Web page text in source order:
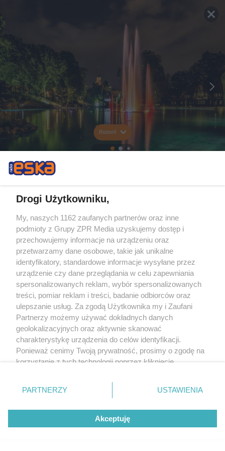
Rozwiń
Drogi Użytkowniku,
My, naszych 1162 zaufanych partnerów oraz inne
podmioty z Grupy ZPR Media uzyskujemy dostęp i
przechowujemy informacje na urządzeniu oraz
przetwarzamy dane osobowe, takie jak unikalne
identyfikatory, standardowe informacje wysyłane przez
urządzenie czy dane przeglądania w celu zapewniania
spersonalizowanych reklam, wybór spersonalizowanych
treści, pomiar reklam i treści, badanie odbiorców oraz
ulepszanie usług. Za zgodą Użytkownika my i Zaufani
Partnerzy możemy używać dokładnych danych
geolokalizacyjnych oraz aktywnie skanować
charakterystykę urządzenia do celów identyfikacji.
Ponieważ cenimy Twoją prywatność, prosimy o zgodę na
korzystanie z tych technologii poprzez kliknięcie
zmienić/wycofać klikając przycisk ustawień prywatności
znajdujący się w lewym dolnym rogu strony
rodzaje przetwarzania danych nie wymagają zgody
użytkownika, ale masz prawo sprzeciwić się takiemu
przetwarzaniu. Preferencje będą miały zastosowanie tylko
PARTNERZY USTAWIENIA
Akceptuję